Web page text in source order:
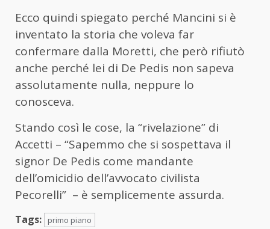
Ecco quindi spiegato perché Mancini si è
inventato la storia che voleva far
confermare dalla Moretti, che però rifiutò
anche perché lei di De Pedis non sapeva
assolutamente nulla, neppure lo
conosceva.
Stando così le cose, la “rivelazione” di
Accetti – “Sapemmo che si sospettava il
signor De Pedis come mandante
dell’omicidio dell’avvocato civilista
Pecorelli” – è semplicemente assurda.
Tags: primo piano